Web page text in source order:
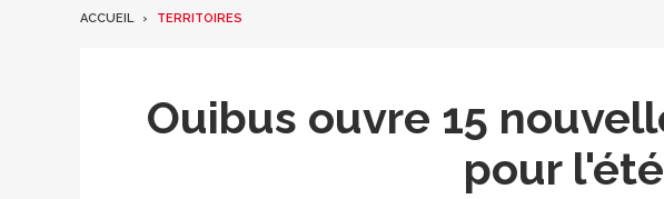
ACCUEIL TERRITOIRES
Ouibus ouvre 15
pour l'été